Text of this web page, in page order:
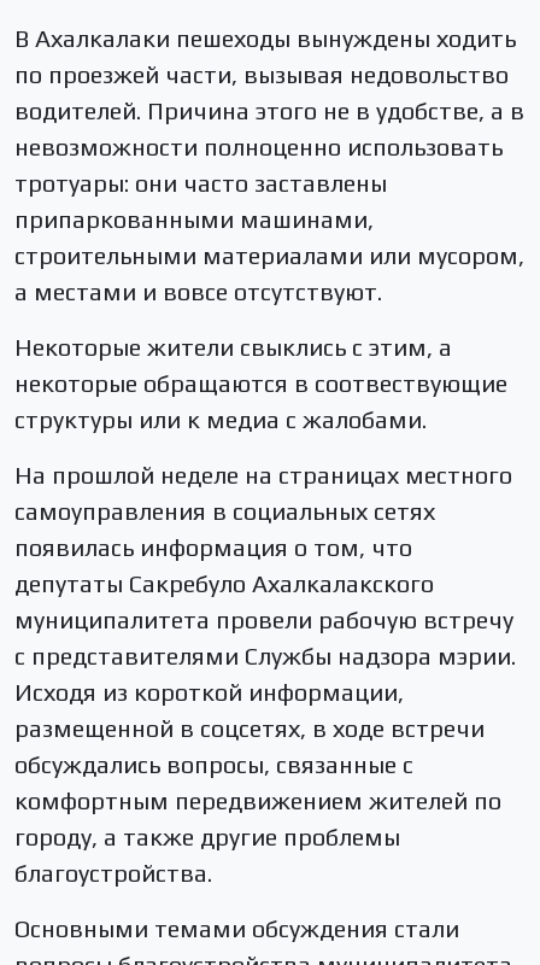
В Ахалкалаки пешеходы вынуждены ходить
по проезжей части, вызывая недовольство
водителей. Причина этого не в удобстве, а в
невозможности полноценно использовать
тротуары: они часто заставлены
припаркованными машинами,
строительными материалами или мусором,
а местами и вовсе отсутствуют.
Некоторые жители свыклись с этим, а
некоторые обращаются в соотвествующие
структуры или к медиа с жалобами.
На прошлой неделе на страницах местного
самоуправления в социальных сетях
появилась информация о том, что
депутаты Сакребуло Ахалкалакского
муниципалитета провели рабочую встречу
с представителями Службы надзора мэрии.
Исходя из короткой информации,
размещенной в соцсетях, в ходе встречи
обсуждались вопросы, связанные с
комфортным передвижением жителей по
городу, а также другие проблемы
благоустройства.
Основными темами обсуждения стали